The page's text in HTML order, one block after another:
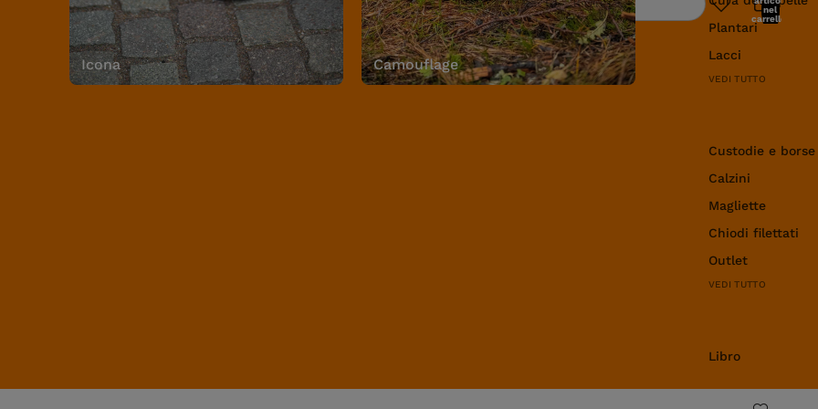
Icona Camouflage
Plantari
Lacci
VEDI TUTTO
Custodie e
Calzini
Magliette
Chiodi filettati
Outlet
VEDI TUTTO
Libro
Ricerca
nel
carrello: